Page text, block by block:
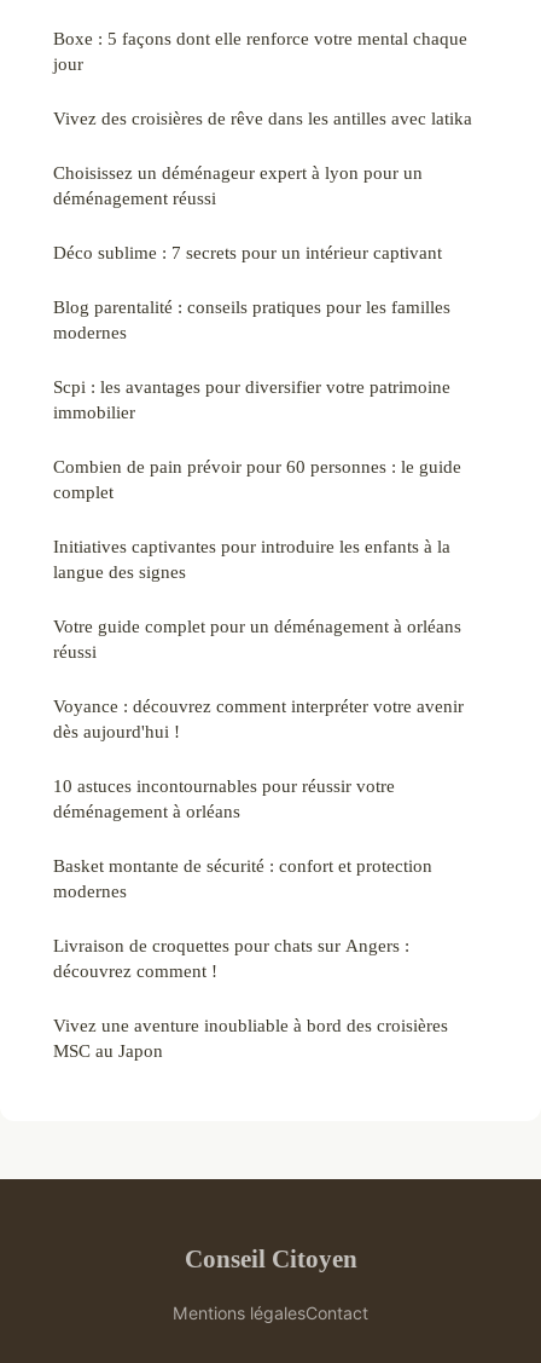
Boxe : 5 façons dont elle renforce votre mental chaque
jour
Vivez des croisières de rêve dans les antilles avec latika
Choisissez un déménageur expert à lyon pour un
déménagement réussi
Déco sublime : 7 secrets pour un intérieur captivant
Blog parentalité : conseils pratiques pour les familles
modernes
Scpi : les avantages pour diversifier votre patrimoine
immobilier
Combien de pain prévoir pour 60 personnes : le guide
complet
Initiatives captivantes pour introduire les enfants à la
langue des signes
Votre guide complet pour un déménagement à orléans
réussi
Voyance : découvrez comment interpréter votre avenir
dès aujourd'hui !
10 astuces incontournables pour réussir votre
déménagement à orléans
Basket montante de sécurité : confort et protection
modernes
Livraison de croquettes pour chats sur Angers :
découvrez comment !
Vivez une aventure inoubliable à bord des croisières
MSC au Japon
Conseil Citoyen
Mentions légalesContact